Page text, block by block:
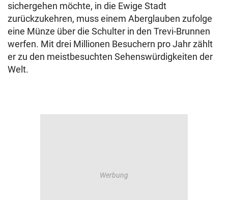
sichergehen möchte, in die Ewige Stadt
zurückzukehren, muss einem Aberglauben zufolge
eine Münze über die Schulter in den Trevi-Brunnen
werfen. Mit drei Millionen Besuchern pro Jahr zählt
er zu den meistbesuchten Sehenswürdigkeiten der
Welt.